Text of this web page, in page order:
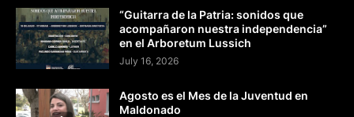
“Guitarra de la Patria: sonidos que
acompañaron nuestra independencia”
en el Arboretum Lussich
July 16, 2026
Agosto es el Mes de la Juventud en
Maldonado